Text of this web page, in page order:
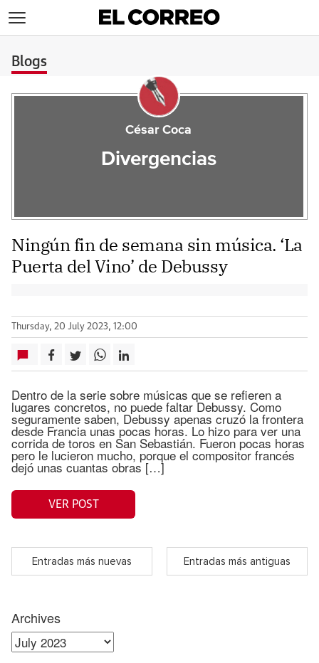
Blogs
César Coca
Divergencias
Ningún fin de semana sin música. ‘La
Puerta del Vino’ de Debussy
Thursday, 20 July 2023, 12:00
Dentro de la serie sobre músicas que se refieren a
lugares concretos, no puede faltar Debussy. Como
seguramente saben, Debussy apenas cruzó la frontera
desde Francia unas pocas horas. Lo hizo para ver una
corrida de toros en San Sebastián. Fueron pocas horas
pero le lucieron mucho, porque el compositor francés
dejó unas cuantas obras […]
VER POST
Entradas más nuevas Entradas más antiguas
Archives
Archives